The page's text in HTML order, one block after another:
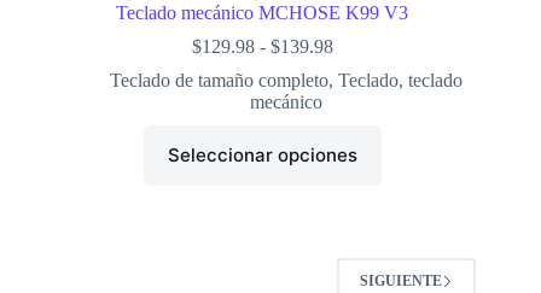
Teclado mecánico MCHOSE K99 V3
$129.98 - $139.98
Teclado de tamaño completo,Teclado,teclado
mecánico
Seleccionar opciones
SIGUIENTE